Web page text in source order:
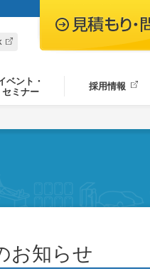
ベント・
セミナー
採用情報
お知らせ